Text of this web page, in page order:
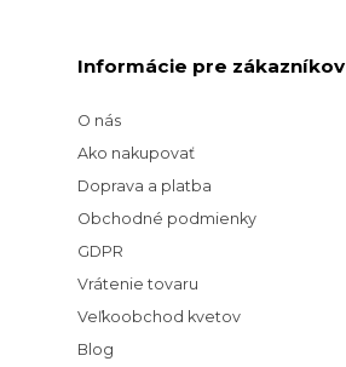
Informácie pre zákazníkov
O nás
Ako nakupovať
Doprava a platba
Obchodné podmienky
GDPR
Vrátenie tovaru
Veľkoobchod kvetov
Blog